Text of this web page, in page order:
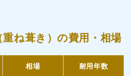
ね葺き）の費用・相場
相場 耐用年数